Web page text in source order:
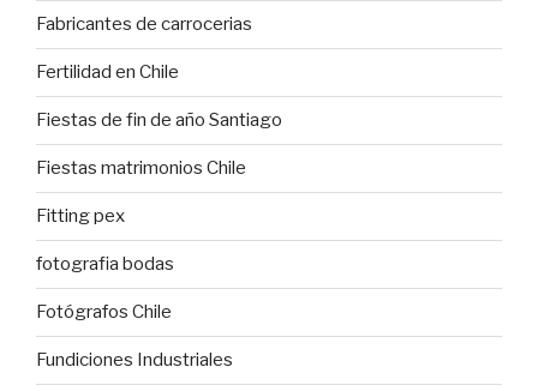
Fabricantes de carrocerias
Fertilidad en Chile
Fiestas de fin de año Santiago
Fiestas matrimonios Chile
Fitting pex
fotografia bodas
Fotógrafos Chile
Fundiciones Industriales